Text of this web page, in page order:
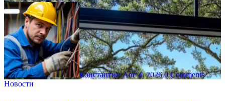
КонстантинАвг 4, 2026 0 Comments
Новости